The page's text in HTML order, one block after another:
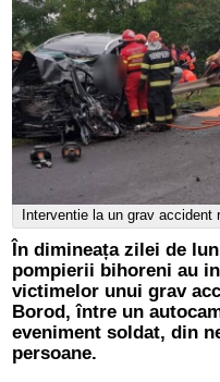
Interventie la un grav accident
În dimineața zilei de
pompierii bihoreni au
victimelor unui grav
Borod, între un
eveniment soldat, din
persoane.